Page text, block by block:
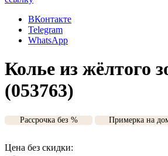
ВКонтакте
Telegram
WhatsApp
Колье из жёлтого
(053763)
Рассрочка без % Примерка на
Цена без скидки: